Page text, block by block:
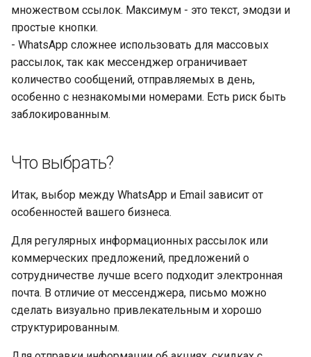
множеством ссылок. Максимум - это текст, эмодзи и
простые кнопки.
- WhatsApp сложнее использовать для массовых
рассылок, так как мессенджер ограничивает
количество сообщений, отправляемых в день,
особенно с незнакомыми номерами. Есть риск быть
заблокированным.
Что выбрать?
Итак, выбор между WhatsApp и Email зависит от
особенностей вашего бизнеса.
Для регулярных информационных рассылок или
коммерческих предложений, предложений о
сотрудничестве лучше всего подходит электронная
почта. В отличие от мессенджера, письмо можно
сделать визуально привлекательным и хорошо
структурированным.